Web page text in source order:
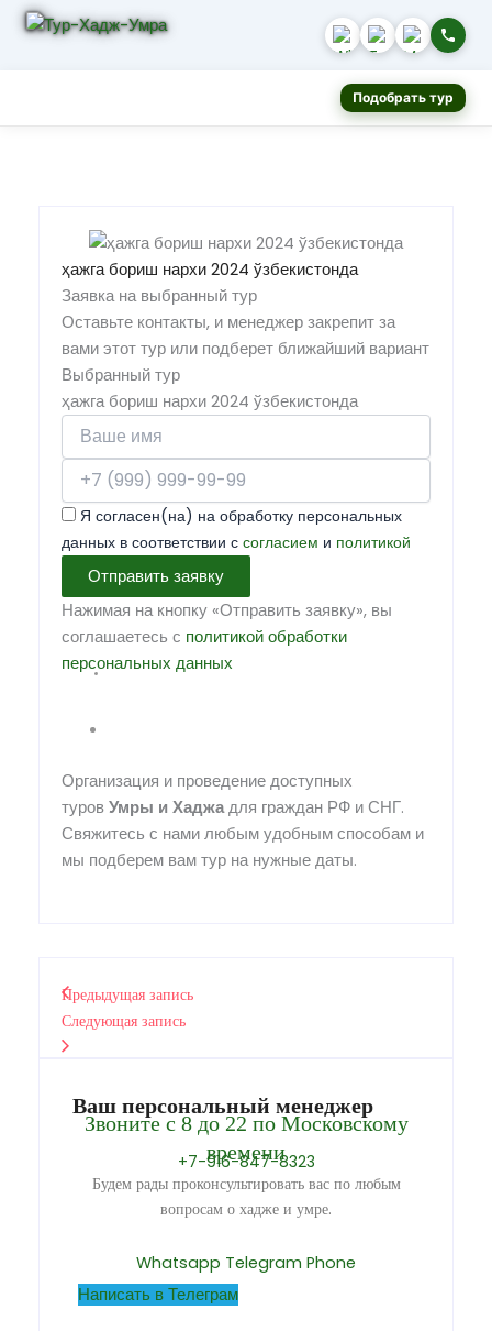
Подобрать тур
ҳажга бориш нархи 2024 ўзбекистонда
Заявка на выбранный тур
Оставьте контакты, и менеджер закрепит за
вами этот тур или подберет ближайший вариант
Выбранный тур
ҳажга бориш нархи 2024 ўзбекистонда
Я согласен(на) на обработку персональных
данных в соответствии с согласием и политикой
Отправить заявку
Нажимая на кнопку «Отправить заявку», вы
соглашаетесь с политикой обработки
персональных данных
Организация и проведение доступных
туров Умры и Хаджадля граждан РФ и СНГ.
Свяжитесь с нами любым удобным способам и
мы подберем вам тур на нужные даты.
Предыдущая запись
Следующая запись
Ваш персональный менеджер
Звоните с 8 до 22 по Московскому
времени
+7-916-847-8323
Будем рады проконсультировать вас по любым
вопросам о хадже и умре.
Whatsapp Telegram Phone
Написать в Телеграм